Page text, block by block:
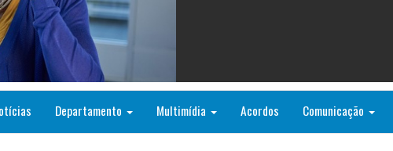
Departamento Multimídia Acordos Comunicação